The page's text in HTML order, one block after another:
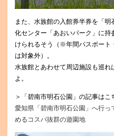
また、水族館の入館券半券を「
化センター「あおいパーク」に
けられるそう（※年間パスポート
は対象外）。
水族館とあわせて周辺施設も巡れ
よ。
＞「碧南市明石公園」の記事はこ
愛知県「碧南市明石公園」へ行っ
めるコスパ抜群の遊園地